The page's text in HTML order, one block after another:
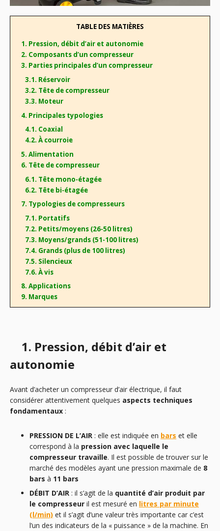
TABLE DES MATIÈRES
1. Pression, débit d’air et autonomie
2. Composants d’un compresseur
3. Parties principales d’un compresseur
3.1. Réservoir
3.2. Tête de compresseur
3.3. Moteur
4. Principales typologies
4.1. Coaxial
4.2. À courroie
5. Alimentation
6. Tête de compresseur
6.1. Tête mono-étagée
6.2. Tête bi-étagée
7. Typologies de compresseurs
7.1. Portatifs
7.2. Petits/moyens (26-50 litres)
7.3. Moyens/grands (51-100 litres)
7.4. Grands (plus de 100 litres)
7.5. Silencieux
7.6. À vis
8. Applications
9. Marques
1. Pression, débit d’air et
autonomie
Avant d’acheter un compresseur d’air électrique, il faut
considérer attentivement quelques aspects techniques
fondamentaux :
PRESSION DE L’AIR : elle est indiquée en bars et elle
correspond à la pression avec laquelle le
compresseur travaille. Il est possible de trouver sur le
marché des modèles ayant une pression maximale de 8
bars à 11 bars
DÉBIT D’AIR : il s’agit de la quantité d’air produit par
le compresseur il est mesuré en litres par minute
(l/min) et il s’agit d’une valeur très importante car c’est
l’un des indicateurs de la « puissance » de la machine. En